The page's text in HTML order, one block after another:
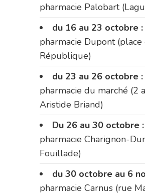
pharmacie Palobart
du 16 au 23 octobre :
pharmacie Dupont
République)
du 23 au 26 octobre :
pharmacie du marché (2
Aristide Briand)
Du 26 au 30 octobre :
pharmacie Charignon-
Fouillade)
du 30 octobre au 6
pharmacie Carnus (rue